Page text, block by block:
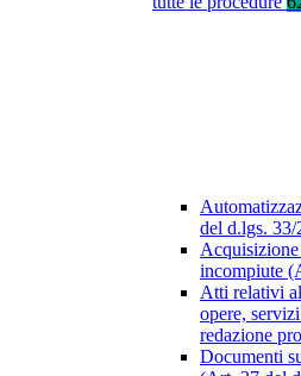
del d.lgs. 33/
Acquisizione
incompiute
Atti relativi
opere,
redazione
Documenti